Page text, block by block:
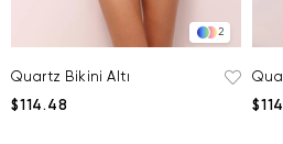
2
Quartz Bikini Altı
$114.48